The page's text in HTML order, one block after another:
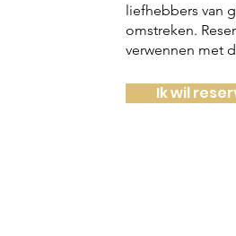
liefhebbers van
omstreken.
verwennen met
Ik wil